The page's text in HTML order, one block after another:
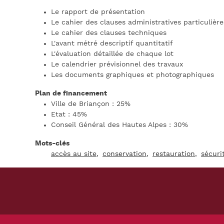
Le rapport de présentation
Le cahier des clauses administratives
Le cahier des clauses techniques
L'avant métré descriptif quantitatif
L'évaluation détaillée de chaque lot
Le calendrier prévisionnel des travaux
Les documents graphiques et photographiques
Plan de financement
Ville de Briançon : 25%
Etat : 45%
Conseil Général des Hautes Alpes : 30%
Mots-clés
accès au site
conservation restauration